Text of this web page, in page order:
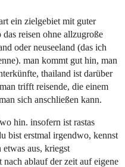
ein zielgebiet mit guter
reisen ohne allzugroße
oder neuseeland (das ich
man kommt gut hin, man
thailand ist darüber
trifft reisende, die einem
sich anschließen kann.
hin. insofern ist rastas
bist erstmal irgendwo, kennst
aus, kriegst
ablauf der zeit auf eigene